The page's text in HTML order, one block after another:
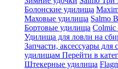
Болонские удилища
Маховые удилища Salmo
Бортовые удилища Colmic
Удилища для ловли на
Запчасти, аксессуары
удилищам Перейти в
Штекерные удилища